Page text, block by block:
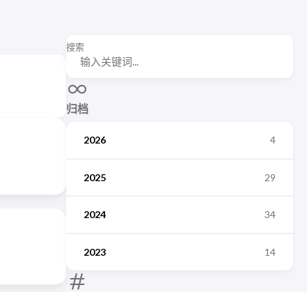
搜索
归档
2026 4
2025 29
2024 34
2023 14